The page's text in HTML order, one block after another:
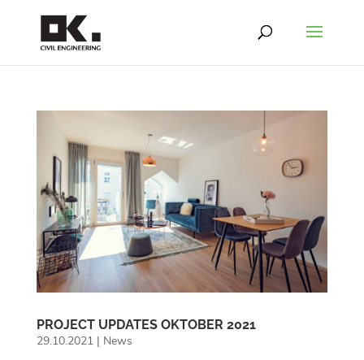
PROJECT UPDATES OKTOBER 2021
29.10.2021| News